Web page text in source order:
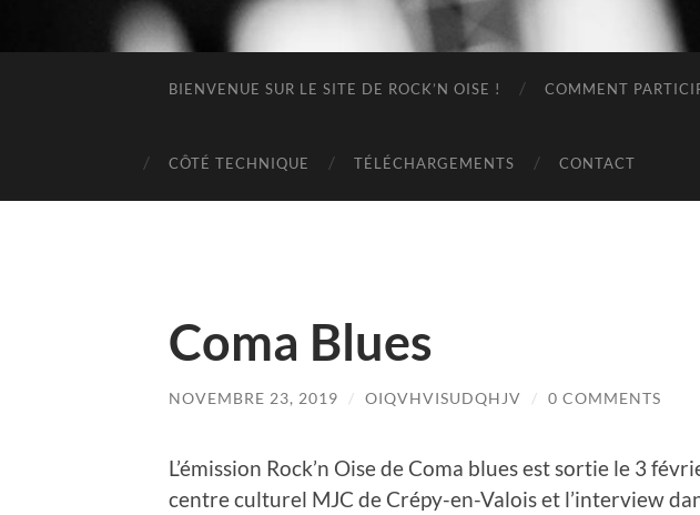
BIENVENUE SUR LE SITE DE ROCK’N OISE ! COMMENT
CÔTÉ TECHNIQUE TÉLÉCHARGEMENTS CONTACT
Coma Blues
NOVEMBRE 23, 2019 / OIQVHVISUDQHJV / 0 COMMENTS
L’émission Rock’n Oise de Coma blues est sortie le 3
centre culturel MJC de Crépy-en-Valois et l’interview